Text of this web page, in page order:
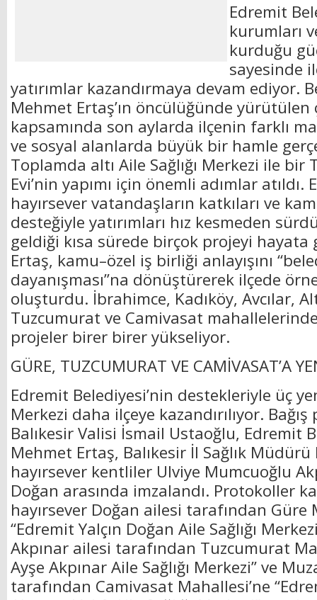
Edremit
kurumları
kurduğu
sayesinde
yatırımlar kazandırmaya devam ediyor.
Mehmet Ertaş’ın öncülüğünde yürütülen
kapsamında son aylarda ilçenin farklı
ve sosyal alanlarda büyük bir hamle
Toplamda altı Aile Sağlığı Merkezi ile bir
Evi’nin yapımı için önemli adımlar
hayırsever vatandaşların katkıları ve
desteğiyle yatırımları hız kesmeden
geldiği kısa sürede birçok projeyi hayata
Ertaş, kamu–özel iş birliği anlayışını
dayanışması”na dönüştürerek ilçede
oluşturdu. İbrahimce, Kadıköy, Avcılar,
Tuzcumurat ve Camivasat
projeler birer birer yükseliyor.
GÜRE, TUZCUMURAT VE CAMİVASAT’A
Edremit Belediyesi’nin destekleriyle üç
Merkezi daha ilçeye kazandırılıyor.
Balıkesir Valisi İsmail Ustaoğlu, Edremit
Mehmet Ertaş, Balıkesir İl Sağlık
hayırsever kentliler Ulviye Mumcuoğlu
Doğan arasında imzalandı. Protokoller
hayırsever Doğan ailesi tarafından Güre
“Edremit Yalçın Doğan Aile Sağlığı
Akpınar ailesi tarafından Tuzcumurat
Ayşe Akpınar Aile Sağlığı Merkezi” ve
tarafından Camivasat Mahallesi’ne